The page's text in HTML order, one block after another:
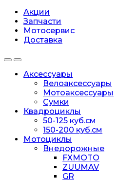
Акции
Запчасти
Мотосервис
Доставка
Аксессуары
Велоаксессуары
Мотоаксессуары
Сумки
Квадроциклы
50-125 куб.см
150-200 куб.см
Мотоциклы
Внедорожные
FXMOTO
ZUUMAV
GR